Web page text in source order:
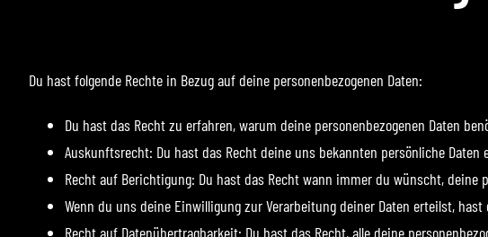
Du hast folgende Rechte in Bezug auf deine personenbezogenen Daten:
Du hast das Recht zu erfahren, warum deine personenbezogenen Daten
Auskunftsrecht: Du hast das Recht deine uns bekannten persönliche Daten
Recht auf Berichtigung: Du hast das Recht wann immer du wünscht, deine
Wenn du uns deine Einwilligung zur Verarbeitung deiner Daten erteilst,
Recht auf Datenübertragbarkeit: Du hast das Recht, alle deine